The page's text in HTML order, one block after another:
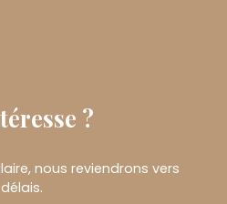
?
nous reviendrons vers